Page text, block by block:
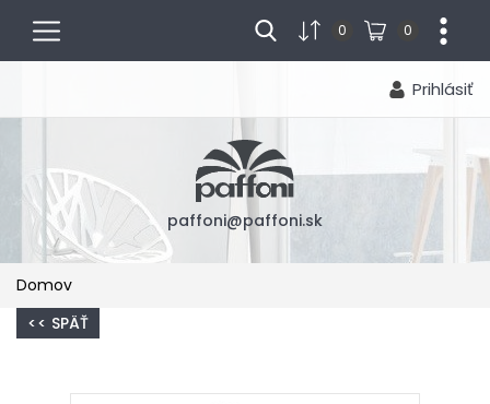
Prihlásiť
paffoni@paffoni.sk
menu 0 0
Domov
<< SPÄŤ